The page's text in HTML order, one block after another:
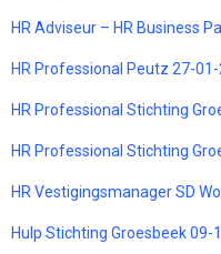
HR Adviseur – HR Business
HR Professional Peutz 27-
HR Professional Stichting
HR Professional Stichting
HR Vestigingsmanager SD
Hulp Stichting Groesbeek 09-